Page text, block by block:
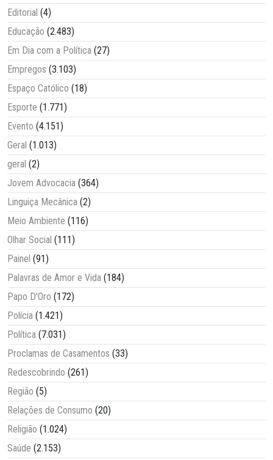
Editorial (4)
Educação (2.483)
Em Dia com a Política (27)
Empregos (3.103)
Espaço Católico (18)
Esporte (1.771)
Evento (4.151)
Geral (1.013)
geral (2)
Jovem Advocacia (364)
Linguiça Mecânica (2)
Meio Ambiente (116)
Olhar Social (111)
Painel (91)
Palavras de Amor e Vida (184)
Papo D'Oro (172)
Polícia (1.421)
Política (7.031)
Proclamas de Casamentos (33)
Redescobrindo (261)
Região (5)
Relações de Consumo (20)
Religião (1.024)
Saúde (2.153)